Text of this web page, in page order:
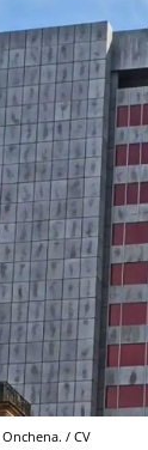
/ CV